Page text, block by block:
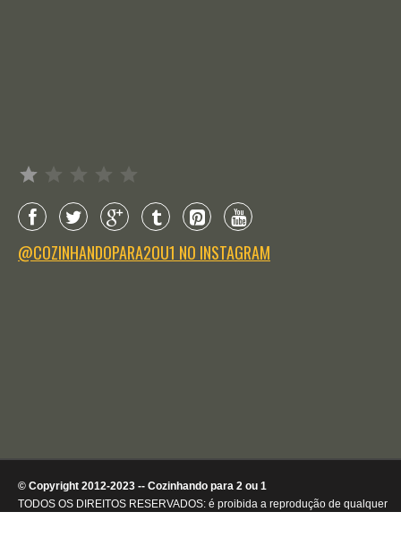
@COZINHANDOPARA2OU1 NO INSTAGRAM
© Copyright 2012-2023 -- Cozinhando para 2 ou 1
TODOS OS DIREITOS RESERVADOS: é proibida a reprodução de qualquer